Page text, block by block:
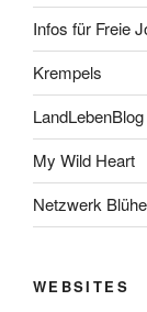
Infos für Freie
Krempels
LandLebenBlog
My Wild Heart
Netzwerk
WEBSITES